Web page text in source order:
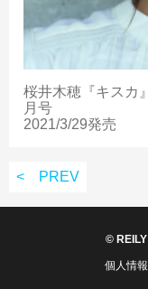
桜井木穂『キスカ
月号
2021/3/29発売
< PREV
©
個人情